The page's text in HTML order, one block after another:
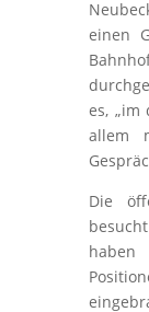
einen
es, „im
allem
Die